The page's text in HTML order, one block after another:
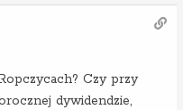
Czy przy
dywidendzie,